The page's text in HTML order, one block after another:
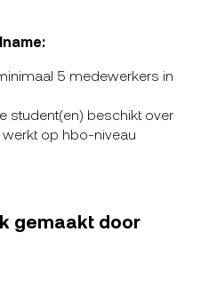
5 medewerkers in
student(en) beschikt over
op hbo-niveau
gemaakt door